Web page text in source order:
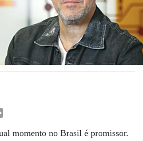
momento no Brasil é promissor.